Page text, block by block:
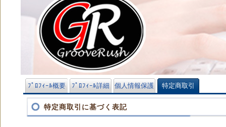
ﾌﾟﾛﾌｨｰﾙ概要 ﾌﾟﾛﾌｨｰﾙ詳細 個人情報保護 特定商取引
特定商取引に基づく表記